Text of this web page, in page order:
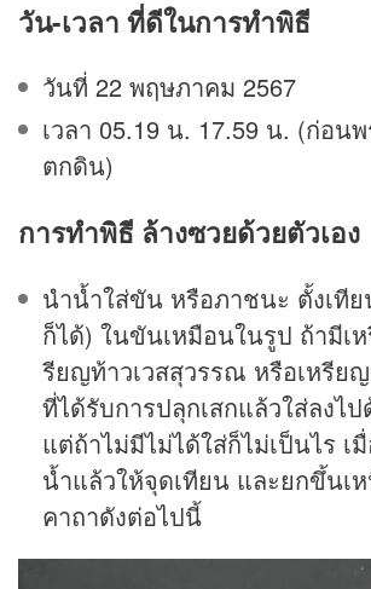
วัน-เวลา ที่ดีในการทำพิธี
วันที่ 22 พฤษภาคม 2567
เวลา 05.19 น. 17.59 น. (ก่อน
ตกดิน)
การทำพิธี ล้างซวยด้วยตัวเอง
นำน้ำใส่ขัน หรือภาชนะ ตั้งเทีย
ก็ได้) ในขันเหมือนในรูป ถ้ามีเ
รียญท้าวเวสสุวรรณ หรือเหรียญ
ที่ได้รับการปลุกเสกแล้วใส่ลงไ
แต่ถ้าไม่มีไม่ได้ใส่ก็ไม่เป็นไร เ
น้ำแล้วให้จุดเทียน และยกขึ้นเ
คาถาดังต่อไปนี้